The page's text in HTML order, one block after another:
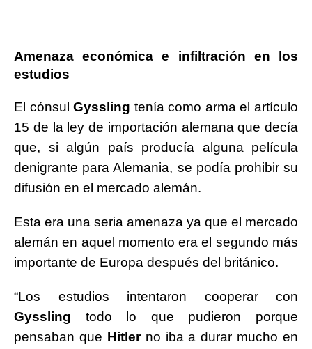
Amenaza económica e infiltración en los
estudios
El cónsulGyssling tenía como arma el artículo
15 de la ley de importación alemana que decía
que, si algún país producía alguna película
denigrante para Alemania, se podía prohibir su
difusión en el mercado alemán.
Esta era una seria amenaza ya que el mercado
alemán en aquel momento era el segundo más
importante de Europa después del británico.
“Los estudios intentaron cooperar con
Gyssling todo lo que pudieron porque
pensaban que Hitlerno iba a durar mucho en